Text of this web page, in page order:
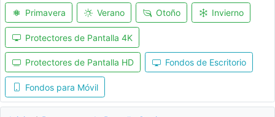
Primavera Verano Otoño Invierno
Protectores de Pantalla 4K
Protectores de Pantalla HD Fondos de Escritorio
Fondos para Móvil